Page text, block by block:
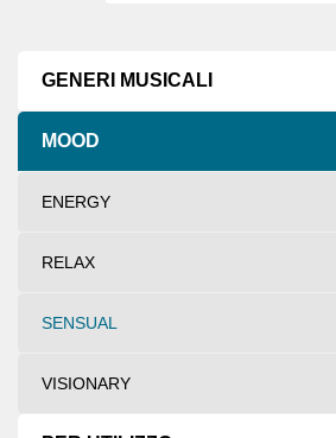
GENERI MUSICALI
MOOD
ENERGY
RELAX
SENSUAL
VISIONARY